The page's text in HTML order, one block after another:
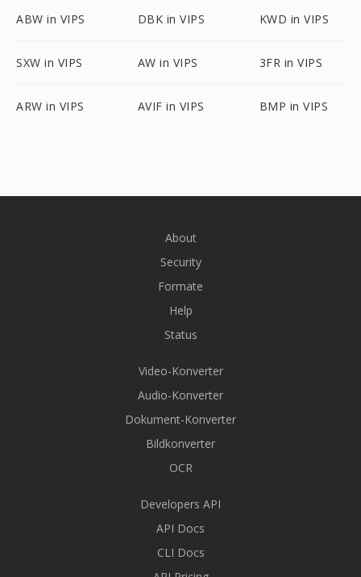
ABW in VIPS DBK in VIPS KWD in VIPS
SXW in VIPS AW in VIPS 3FR in VIPS
ARW in VIPS AVIF in VIPS BMP in VIPS
About
Security
Formate
Help
Status
Video-Konverter
Audio-Konverter
Dokument-Konverter
Bildkonverter
OCR
Developers API
API Docs
CLI Docs